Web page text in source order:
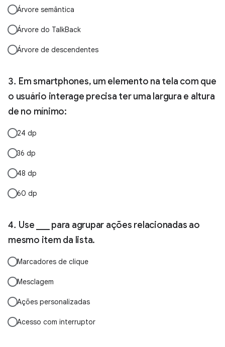
Árvore semântica
Árvore do TalkBack
Árvore de descendentes
Em smartphones, um elemento na tela com que
o usuário interage precisa ter uma largura e altura
de no mínimo:
24 dp
36 dp
48 dp
60 dp
Use ___ para agrupar ações relacionadas ao
mesmo item da lista.
Marcadores de clique
Mesclagem
Ações personalizadas
Acesso com interruptor